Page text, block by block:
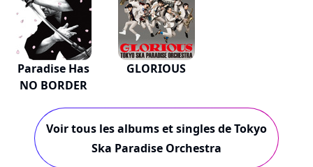
Paradise Has
NO BORDER
GLORIOUS
Voir tous les albums et singles de Tokyo
Ska Paradise Orchestra